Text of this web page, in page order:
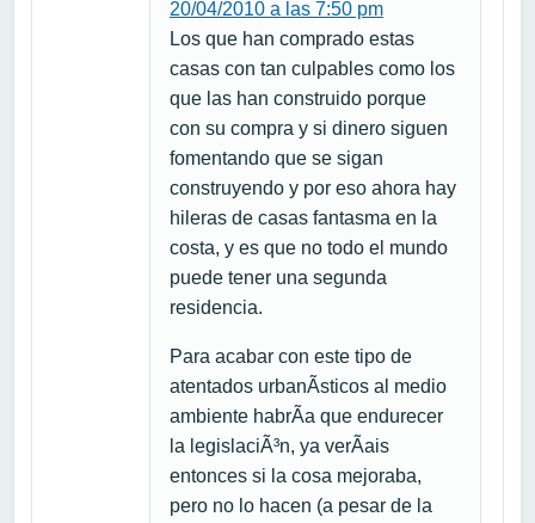
20/04/2010 a las 7:50 pm
Los que han comprado estas
casas con tan culpables como los
que las han construido porque
con su compra y si dinero siguen
fomentando que se sigan
construyendo y por eso ahora hay
hileras de casas fantasma en la
costa, y es que no todo el mundo
puede tener una segunda
residencia.
Para acabar con este tipo de
atentados urbanÃ­sticos al medio
ambiente habrÃ­a que endurecer
la legislaciÃ³n, ya verÃ­ais
entonces si la cosa mejoraba,
pero no lo hacen (a pesar de la